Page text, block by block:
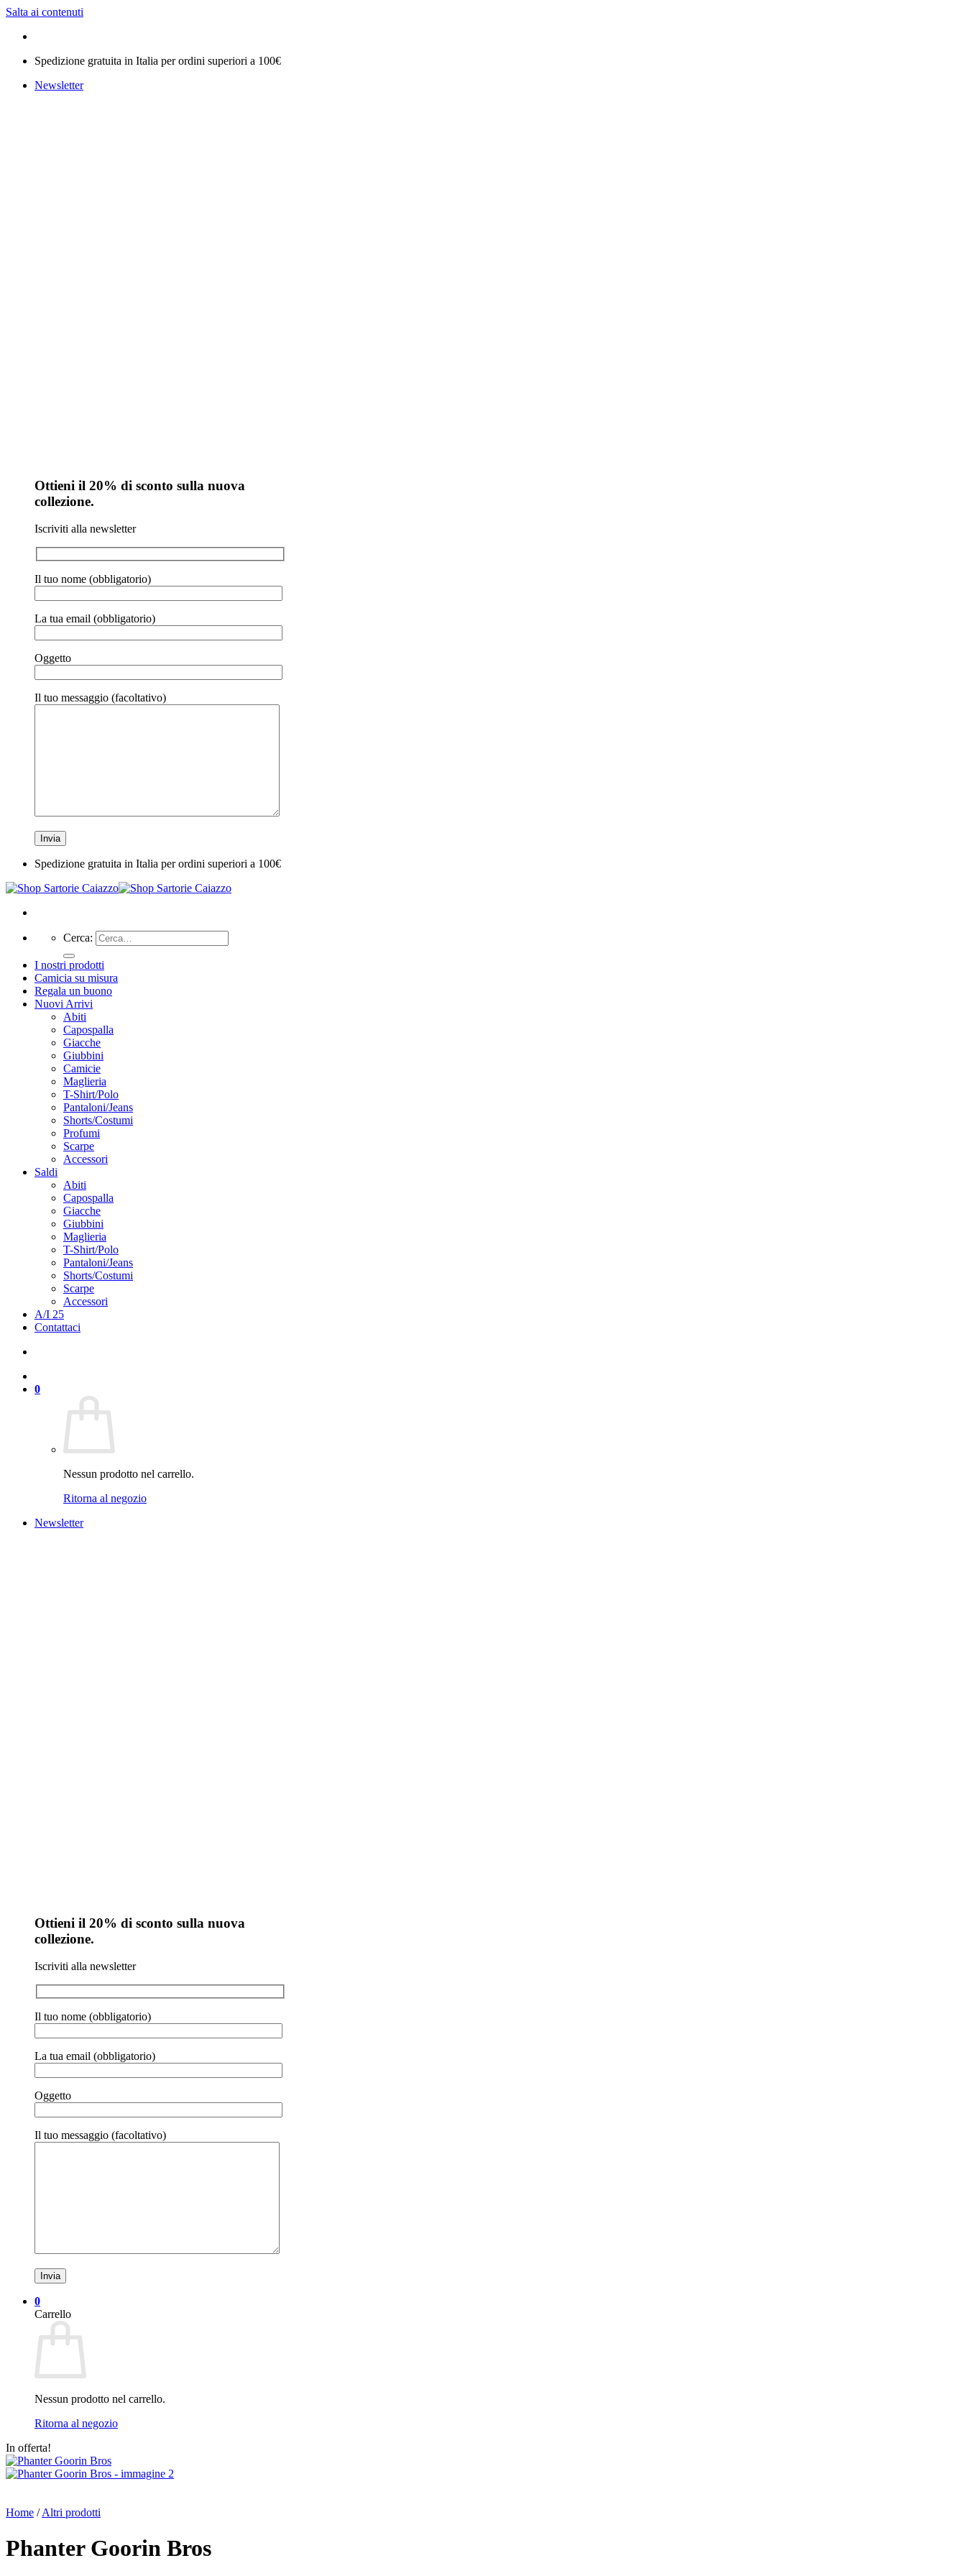
Salta ai contenuti
Spedizione gratuita in Italia per ordini superiori a 100€
Newsletter
Ottieni il 20% di sconto sulla nuova
collezione.
Iscriviti alla newsletter
Il tuo nome (obbligatorio)
La tua email (obbligatorio)
Oggetto
Il tuo messaggio (facoltativo)
Spedizione gratuita in Italia per ordini superiori a 100€
Cerca:
I nostri prodotti
Camicia su misura
Regala un buono
Nuovi Arrivi
Abiti
Capospalla
Giacche
Giubbini
Camicie
Maglieria
T-Shirt/Polo
Pantaloni/Jeans
Shorts/Costumi
Profumi
Scarpe
Accessori
Saldi
Abiti
Capospalla
Giacche
Giubbini
Maglieria
T-Shirt/Polo
Pantaloni/Jeans
Shorts/Costumi
Scarpe
Accessori
A/I 25
Contattaci
0
Nessun prodotto nel carrello.
Ritorna al negozio
Newsletter
Ottieni il 20% di sconto sulla nuova
collezione.
Iscriviti alla newsletter
Il tuo nome (obbligatorio)
La tua email (obbligatorio)
Oggetto
Il tuo messaggio (facoltativo)
0
Carrello
Nessun prodotto nel carrello.
Ritorna al negozio
In offerta!
Home / Altri prodotti
Phanter Goorin Bros